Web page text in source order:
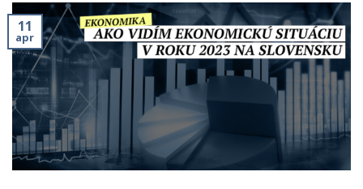
11
apr